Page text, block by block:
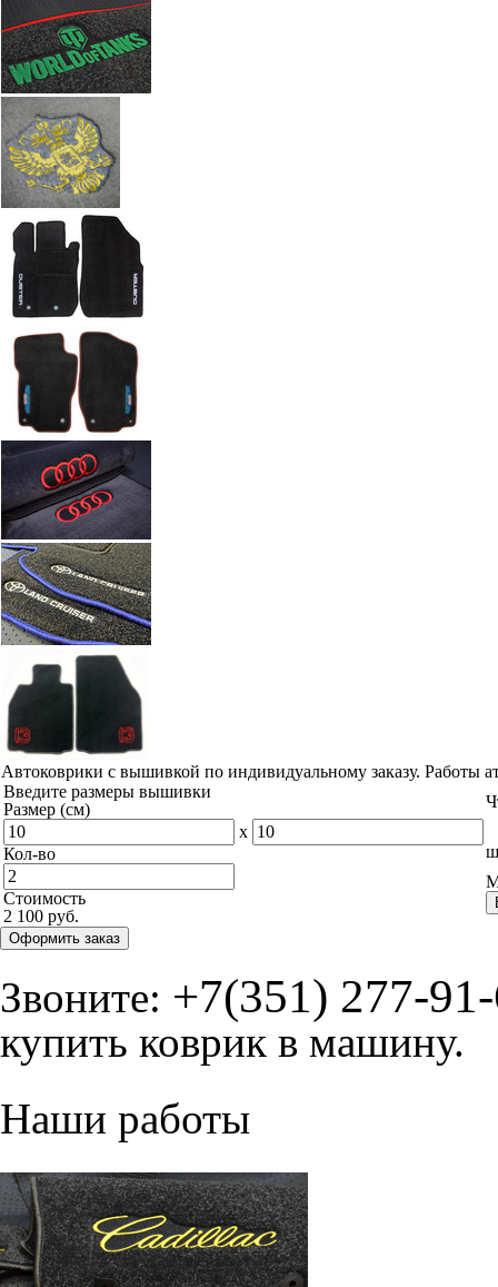
Автоковрики с вышивкой по индивидуальному заказу. Работы
Введите размеры вышивки
Размер (см)
x
Кол-во
Стоимость
2 100 руб.
Оформить заказ
Звоните: +7(351) 277-
купить коврик в машину.
Наши работы